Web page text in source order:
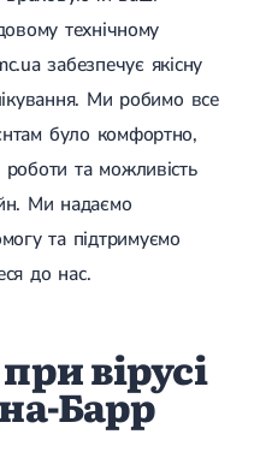
технічному
забезпечує якісну
Ми робимо все
було комфортно,
та можливість
Ми надаємо
та підтримуємо
до нас.
вірусі
Барр